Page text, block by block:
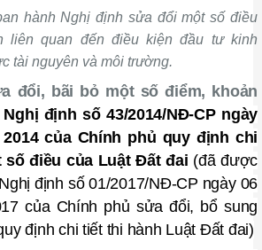
hành Nghị định sửa đổi một số điều
liên quan đến điều kiện đầu tư kinh
tài nguyên và môi trường.
đổi, bãi bỏ một số điểm, khoản
Nghị định số 43/2014/NĐ-CP ngày
của Chính phủ quy định chi
điều của Luật Đất đai (đã được
định số 01/2017/NĐ-CP ngày 06
của Chính phủ sửa đổi, bổ sung
định chi tiết thi hành Luật Đất đai)